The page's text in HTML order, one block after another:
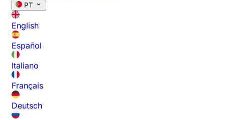
PT
English
Español
Italiano
Français
Deutsch